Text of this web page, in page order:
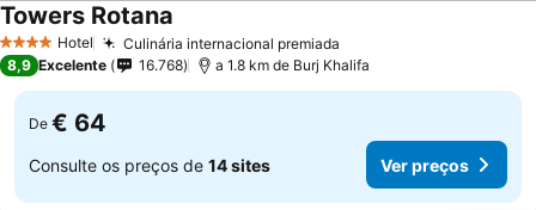
4 EstrelasHotel Culinária internacional premiada
Towers Rotana
8,9 Excelente 16.768 a 1.8 km de Burj Khalifa
De € 64
Consulte os preços de 14 sites Ver preços